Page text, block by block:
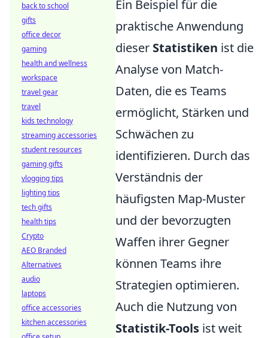
Ein Beispiel für die
praktische Anwendung
dieser Statistiken ist die
Analyse von Match-
Daten, die es Teams
ermöglicht, Stärken und
Schwächen zu
identifizieren. Durch das
Verständnis der
häufigsten Map-Muster
und der bevorzugten
Waffen ihrer Gegner
können Teams ihre
Strategien optimieren.
Auch die Nutzung von
Statistik-Tools ist weit
back to school
gifts
office decor
gaming
health and wellness
workspace
travel gear
travel
kids technology
streaming accessories
student resources
gaming gifts
vlogging tips
lighting tips
tech gifts
health tips
Crypto
AEO Branded
Alternatives
audio
laptops
office accessories
kitchen accessories